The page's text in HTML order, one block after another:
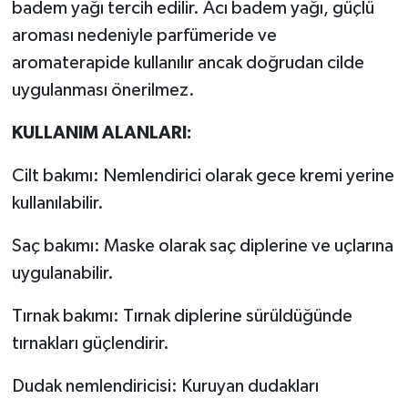
badem yağı tercih edilir. Acı badem yağı, güçlü
aroması nedeniyle parfümeride ve
aromaterapide kullanılır ancak doğrudan cilde
uygulanması önerilmez.
KULLANIM ALANLARI:
Cilt bakımı: Nemlendirici olarak gece kremi yerine
kullanılabilir.
Saç bakımı: Maske olarak saç diplerine ve uçlarına
uygulanabilir.
Tırnak bakımı: Tırnak diplerine sürüldüğünde
tırnakları güçlendirir.
Dudak nemlendiricisi: Kuruyan dudakları